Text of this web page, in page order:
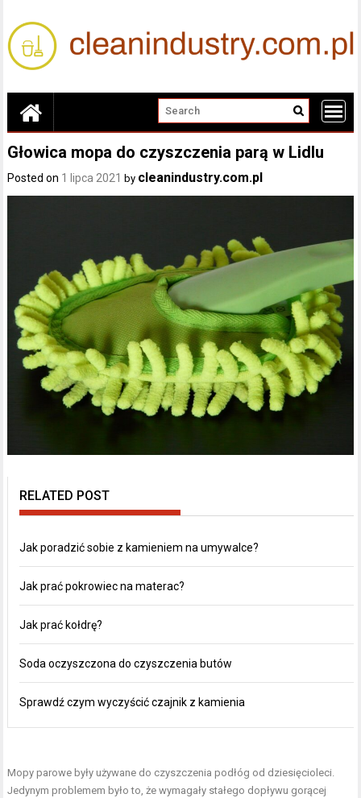
content
Głowica mopa do czyszczenia parą w Lidlu
Posted on 1 lipca 2021 by cleanindustry.com.pl
RELATED POST
Jak poradzić sobie z kamieniem na umywalce?
Jak prać pokrowiec na materac?
Jak prać kołdrę?
Soda oczyszczona do czyszczenia butów
Sprawdź czym wyczyścić czajnik z kamienia
Mopy parowe były używane do czyszczenia podłóg od dziesięcioleci.
Jedynym problemem było to, że wymagały stałego dopływu gorącej